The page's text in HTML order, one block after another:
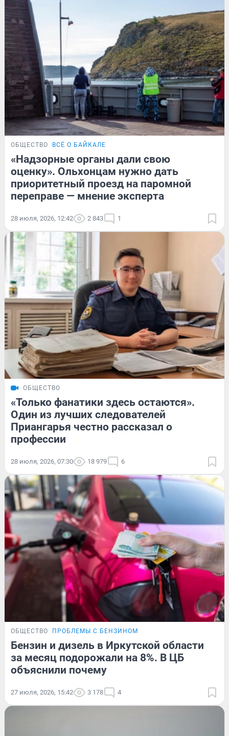
ОБЩЕСТВО ВСЁ О БАЙКАЛЕ
«Надзорные органы дали свою
оценку». Ольхонцам нужно дать
приоритетный проезд на паромной
переправе — мнение эксперта
28 июля, 2026, 12:42 2 843 1
ОБЩЕСТВО
«Только фанатики здесь остаются».
Один из лучших следователей
Приангарья честно рассказал о
профессии
28 июля, 2026, 07:30 18 979 6
ОБЩЕСТВО ПРОБЛЕМЫ С БЕНЗИНОМ
Бензин и дизель в Иркутской области
за месяц подорожали на 8%. В ЦБ
объяснили почему
27 июля, 2026, 15:42 3 178 4